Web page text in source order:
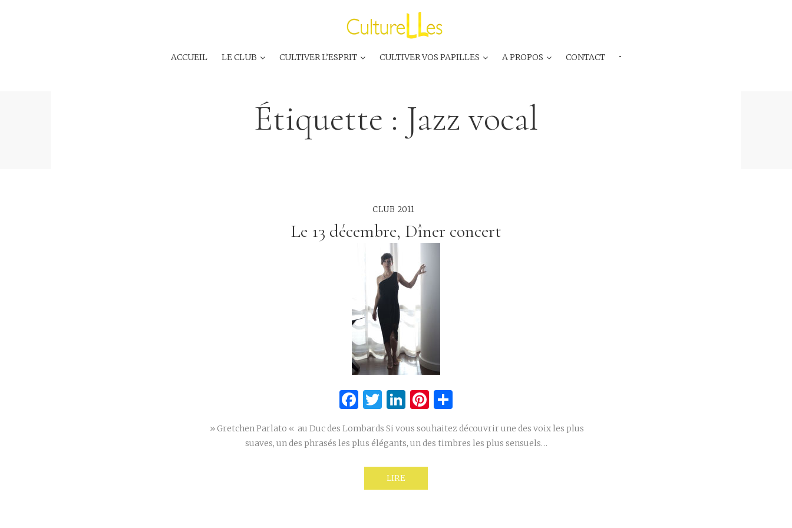
ACCUEIL LE CLUB CULTIVER L’ESPRIT CULTIVER VOS PAPILLES A PROPOS CONTACT ···
Étiquette : Jazz vocal
CLUB 2011
Le 13 décembre, Dîner concert
Facebook
Twitter
LinkedIn
Pinterest
» Gretchen Parlato « au Duc des Lombards Si vous souhaitez découvrir une des voix les plus
suaves, un des phrasés les plus élégants, un des timbres les plus sensuels…
LIRE